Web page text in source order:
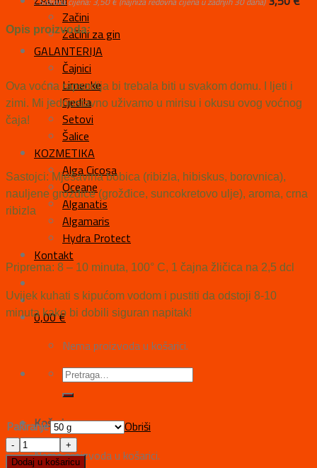
Začini
Začini za gin
GALANTERIJA
Čajnici
Limenke
Cjedila
Setovi
Šalice
KOZMETIKA
Alga Cicosa
Oceane
Alganatis
Algamaris
Hydra Protect
Kontakt
0,00€
Nema proizvoda u košarici.
Košarica
Nema proizvoda u košarici.
Opis proizvoda:
Ova voćna rapsodija bi trebala biti u svakom domu. I ljeti i
zimi. Mi jednostavno uživamo u mirisu i okusu ovog voćnog
čaja!
Sastojci: Mješavina bobica (ribizla, hibiskus, borovnica),
nauljene grožđice (grožđice, suncokretovo ulje), aroma, crna
ribizla
Priprema: 8 – 10 minuta, 100° C, 1 čajna žličica na 2,5 dcl
Uvijek kuhati s kipućom vodom i pustiti da odstoji 8-10
minuta kako bi dobili siguran napitak!
Pakiranje Obriši
Dodaj u košaricu